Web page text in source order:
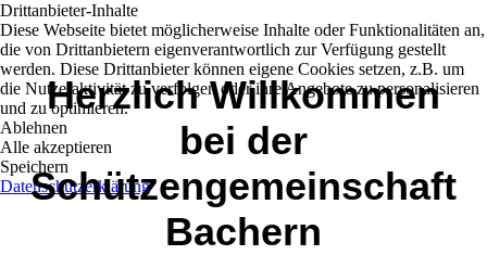
Herzlich Willkommen
bei der
Schützengemeinschaft
Bachern
Drittanbieter-Inhalte
Diese Webseite bietet möglicherweise Inhalte oder Funktionalitäten an,
die von Drittanbietern eigenverantwortlich zur Verfügung gestellt
werden. Diese Drittanbieter können eigene Cookies setzen, z.B. um
die Nutzeraktivität zu verfolgen oder ihre Angebote zu personalisieren
und zu optimieren.
Ablehnen
Alle akzeptieren
Speichern
Datenschutzerklärung